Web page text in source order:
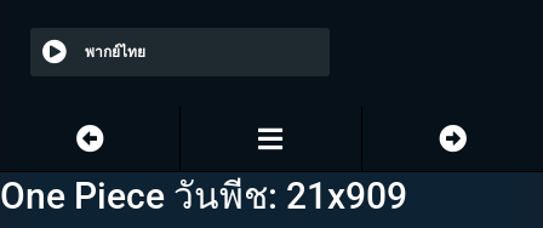
พากย์ไทย
One Piece วันพีช: 21x909